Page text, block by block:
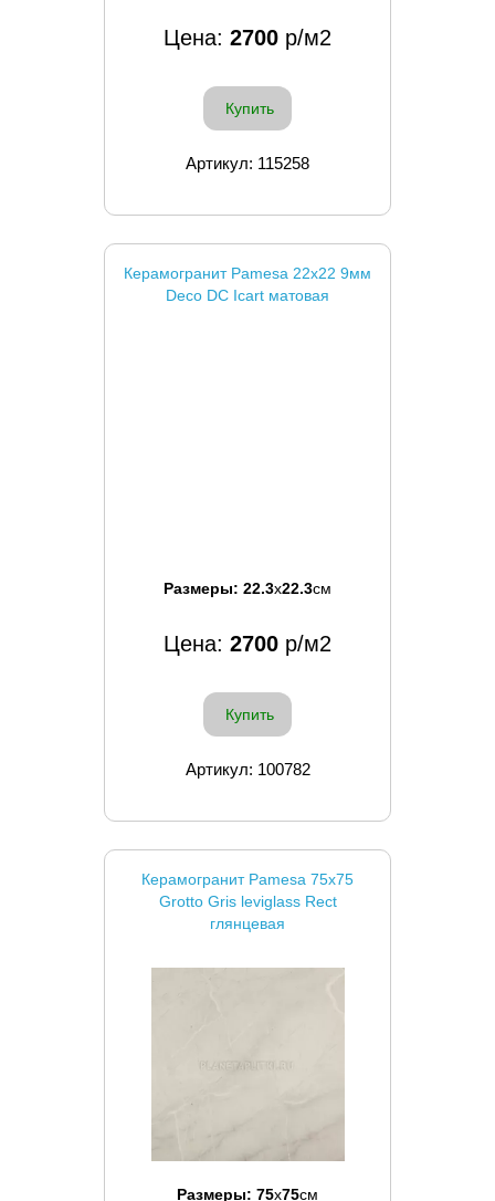
Цена: 2700 р/м2
Купить
Артикул: 115258
Керамогранит Pamesa 22x22 9мм
Deco DC Icart матовая
Размеры: 22.3x22.3см
Цена: 2700 р/м2
Купить
Артикул: 100782
Керамогранит Pamesa 75x75
Grotto Gris leviglass Rect
глянцевая
Размеры: 75x75см